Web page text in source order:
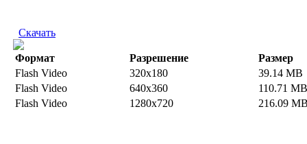
Скачать
Формат Разрешение
Размер
Flash Video
320x180
39.14 MB
Flash Video
640x360
110.71 MB
Flash Video
1280x720 216.09